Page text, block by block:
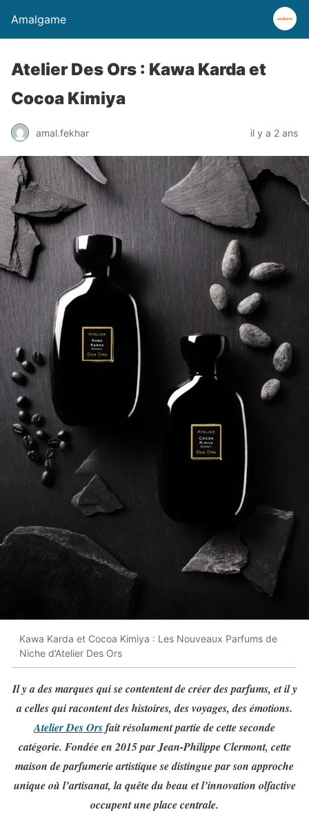
Amalgame
Atelier Des Ors : Kawa Karda et
Cocoa Kimiya
amal.fekhar il y a 2 ans
Kawa Karda et Cocoa Kimiya : Les Nouveaux Parfums de
Niche d’Atelier Des Ors
Il y a des marques qui se contentent de créer des parfums, et il y
a celles qui racontent des histoires, des voyages, des émotions.
Atelier Des Orsfait résolument partie de cette seconde
catégorie. Fondée en 2015 par Jean-Philippe Clermont, cette
maison de parfumerie artistique se distingue par son approche
unique où l’artisanat, la quête du beau et l’innovation olfactive
occupent une place centrale.